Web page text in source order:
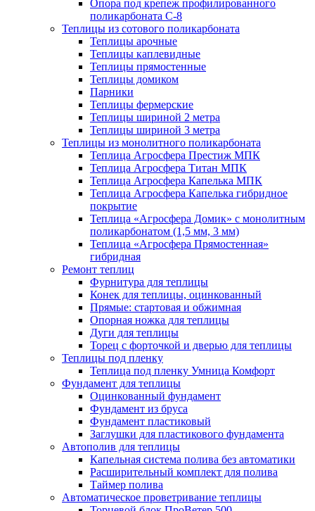
Опора под крепеж профилированного
поликарбоната С-8
Теплицы из сотового поликарбоната
Теплицы арочные
Теплицы каплевидные
Теплицы прямостенные
Теплицы домиком
Парники
Теплицы фермерские
Теплицы шириной 2 метра
Теплицы шириной 3 метра
Теплицы из монолитного поликарбоната
Теплица Агросфера Престиж МПК
Теплица Агросфера Титан МПК
Теплица Агросфера Капелька МПК
Теплица Агросфера Капелька гибридное
покрытие
Теплица «Агросфера Домик» с монолитным
поликарбонатом (1,5 мм, 3 мм)
Теплица «Агросфера Прямостенная»
гибридная
Ремонт теплиц
Фурнитура для теплицы
Конек для теплицы, оцинкованный
Прямые: стартовая и обжимная
Опорная ножка для теплицы
Дуги для теплицы
Торец с форточкой и дверью для теплицы
Теплицы под пленку
Теплица под пленку Умница Комфорт
Фундамент для теплицы
Оцинкованный фундамент
Фундамент из бруса
Фундамент пластиковый
Заглушки для пластикового фундамента
Автополив для теплицы
Капельная система полива без автоматики
Расширительный комплект для полива
Таймер полива
Автоматическое проветривание теплицы